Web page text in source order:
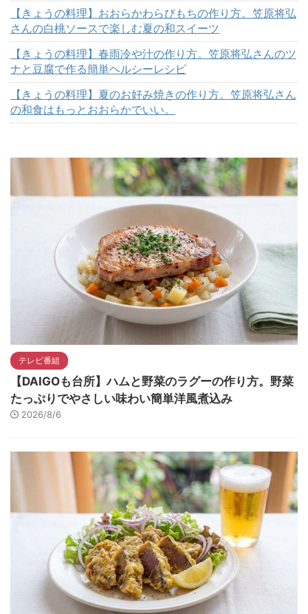
【きょうの料理】おおらかわらびもちの作り方。笠原将弘
さんの白桃ソースで楽しむ夏の和スイーツ
【きょうの料理】春雨冷や汁の作り方。笠原将弘さんのツ
ナと豆腐で作る簡単ヘルシーレシピ
【きょうの料理】夏のお好み焼きの作り方。笠原将弘さん
の和食はもっとおおらかでいい。
テレビ番組
【DAIGOも台所】ハムと野菜のラグーの作り方。野菜
たっぷりでやさしい味わい簡単洋風煮込み
2026/8/6